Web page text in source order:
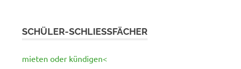
SCHÜLER-SCHLIESSFÄCHER
mieten oder kündigen<